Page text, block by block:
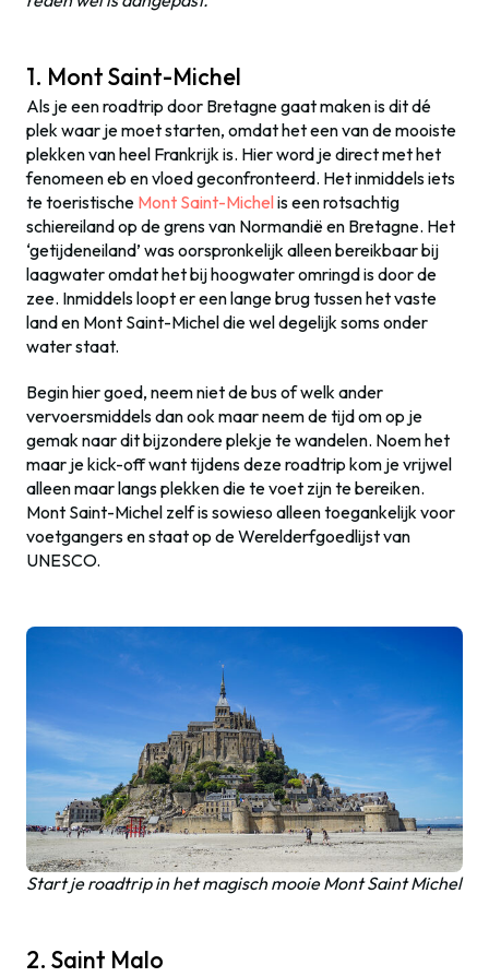
1. Mont Saint-Michel
Als je een roadtrip door Bretagne gaat maken is dit dé
plek waar je moet starten, omdat het een van de mooiste
plekken van heel Frankrijk is. Hier word je direct met het
fenomeen eb en vloed geconfronteerd. Het inmiddels iets
te toeristische Mont Saint-Michelis een rotsachtig
schiereiland op de grens van Normandië en Bretagne. Het
‘getijdeneiland’ was oorspronkelijk alleen bereikbaar bij
laagwater omdat het bij hoogwater omringd is door de
zee. Inmiddels loopt er een lange brug tussen het vaste
land en Mont Saint-Michel die wel degelijk soms onder
water staat.
Begin hier goed, neem niet de bus of welk ander
vervoersmiddels dan ook maar neem de tijd om op je
gemak naar dit bijzondere plekje te wandelen. Noem het
maar je kick-off want tijdens deze roadtrip kom je vrijwel
alleen maar langs plekken die te voet zijn te bereiken.
Mont Saint-Michel zelf is sowieso alleen toegankelijk voor
voetgangers en staat op de Werelderfgoedlijst van
UNESCO.
Start je roadtrip in het magisch mooie Mont Saint Michel
2. Saint Malo